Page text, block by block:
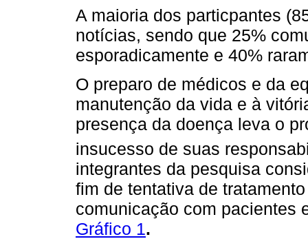
A maioria dos particpantes
notícias, sendo que 25%
esporadicamente e 40%
O preparo de médicos e da
manutenção da vida e à
presença da doença leva o
insucesso de suas
integrantes da pesquisa
fim de tentativa de
comunicação com pacientes
Gráfico 1.